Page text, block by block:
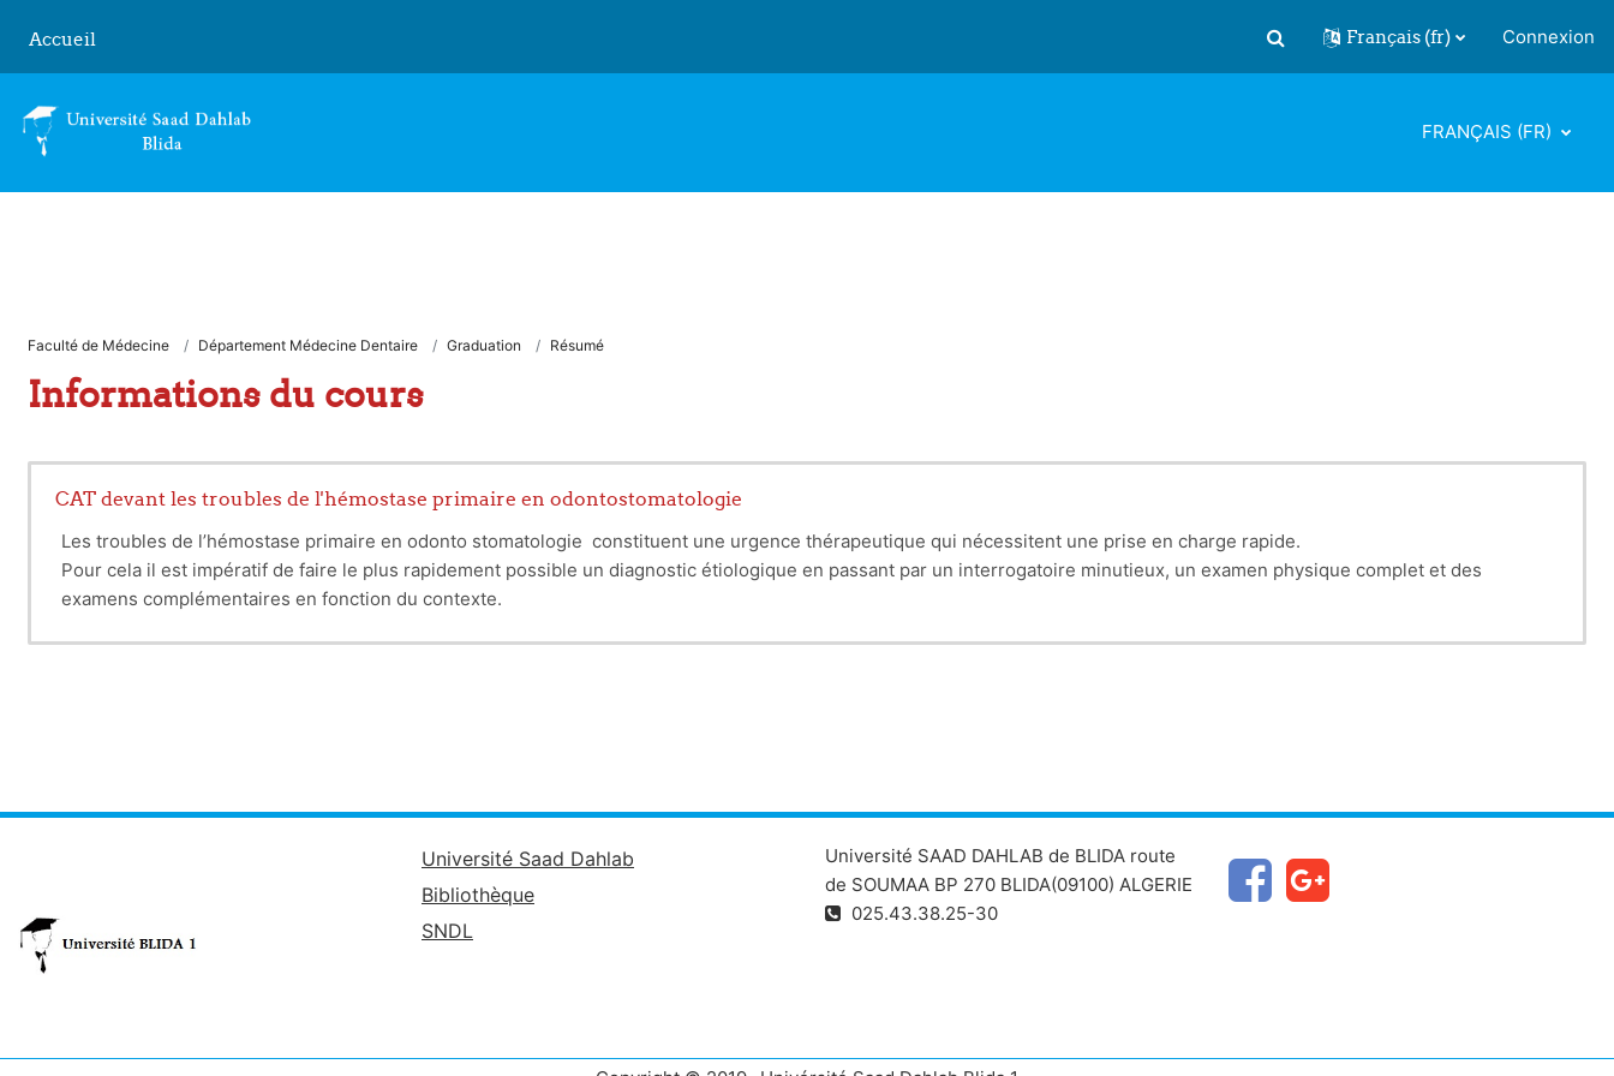
Accueil
Activer/désactiver la saisie de
Français ‎(fr)‎ Connexion
FRANÇAIS ‎(FR)‎
Faculté de Médecine Département Médecine Dentaire Graduation Résumé
Informations du cours
CAT devant les troubles de l'hémostase primaire en odontostomatologie
Les troubles de l’hémostase primaire en odonto stomatologie constituent une urgence thérapeutique qui nécessitent une prise en charge rapide.
Pour cela il est impératif de faire le plus rapidement possible un diagnostic étiologique en passant par un interrogatoire minutieux, un examen physique complet et des
examens complémentaires en fonction du contexte.
Université Saad Dahlab
Bibliothèque
SNDL
Université SAAD DAHLAB de BLIDA route
de SOUMAA BP 270 BLIDA(09100) ALGERIE
025.43.38.25-30